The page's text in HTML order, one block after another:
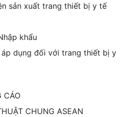
sản xuất trang thiết bị y tế
khẩu
dụng đối với trang thiết bị y
CÁO
CHUNG ASEAN